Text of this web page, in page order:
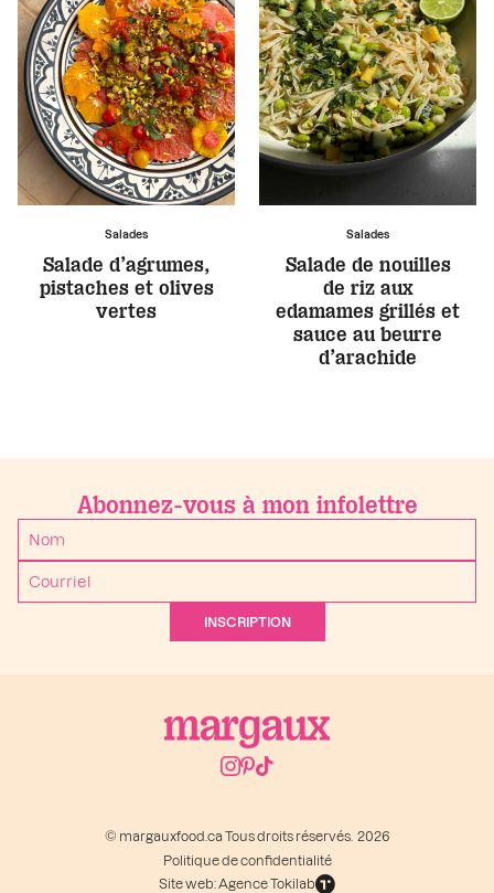
Salades
Salade d’agrumes,
pistaches et olives
vertes
Salades
Salade de nouilles
de riz aux
edamames grillés et
sauce au beurre
d’arachide
Abonnez-vous à mon infolettre
INSCRIPTION
© margauxfood.ca Tous droits réservés. 2026
Politique de confidentialité
Site web: Agence Tokilab